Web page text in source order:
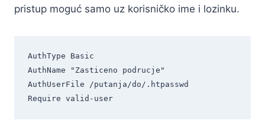
pristup moguć samo uz korisničko ime i lozinku.
AuthType Basic
AuthName "Zasticeno podrucje"
AuthUserFile /putanja/do/.htpasswd
Require valid-user